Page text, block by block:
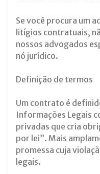
Se você procura um
litígios contratuais,
nossos advogados
nó jurídico.
Definição de termos
Um contrato é
Informações Legais
privadas que cria
por lei”. Mais
promessa cuja
legais.